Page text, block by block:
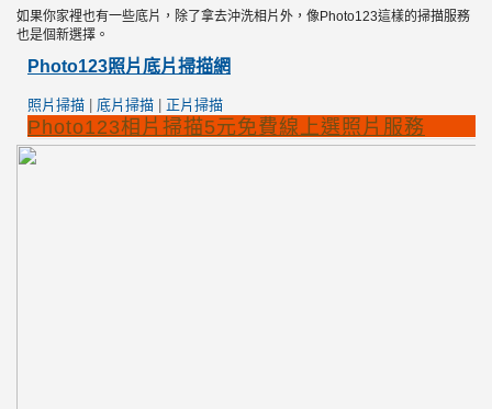
如果你家裡也有一些底片，除了拿去沖洗相片外，像Photo123這樣的掃描服務
也是個新選擇。
Photo123照片底片掃描網
照片掃描| 底片掃描| 正片掃描
Photo123相片掃描5元免費線上選照片服務